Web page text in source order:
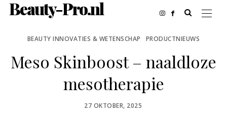
Beauty-Pro.nl
BEAUTY INNOVATIES & WETENSCHAP PRODUCTNIEUWS
Meso Skinboost – naaldloze
mesotherapie
POSTED
27 OKTOBER, 2025